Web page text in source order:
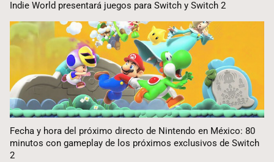
Indie World presentará juegos para Switch y Switch 2
Fecha y hora del próximo directo de Nintendo en México: 80
minutos con gameplay de los próximos exclusivos de Switch
2